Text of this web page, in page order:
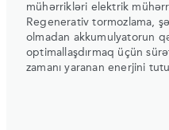
mühərrikləri elektrik
Regenerativ tormozlama,
olmadan akkumulyatorun
optimallaşdırmaq üçün
zamanı yaranan enerjini